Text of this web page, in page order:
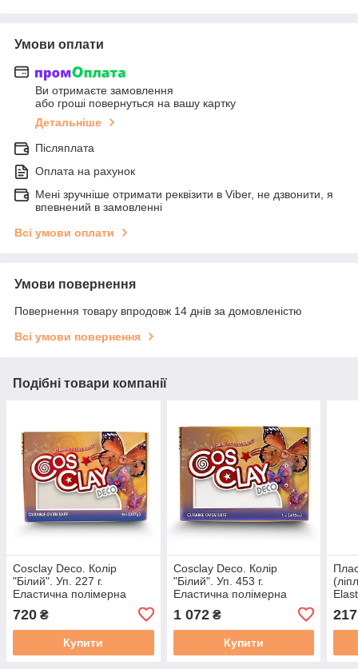
Умови оплати
Ви отримаєте замовлення
або гроші повернуться на вашу картку
Детальніше
Післяплата
Оплата на рахунок
Мені зручніше отримати реквізити в Viber, не дзвонити, я
впевнений в замовленні
Всі умови оплати
Умови повернення
Повернення товару впродовж 14 днів за домовленістю
Всі умови повернення
Подібні товари компанії
Cosclay Deco. Колір
"Білий". Уп. 227 г.
Еластична полімерна
скульптури, мініатюр,
ляльок.
720 ₴
Купити
Cosclay Deco. Колір
"Білий". Уп. 453 г.
Еластична полімерна
скульптури, мініатюр,
ляльок.
1 072₴
Купити
217